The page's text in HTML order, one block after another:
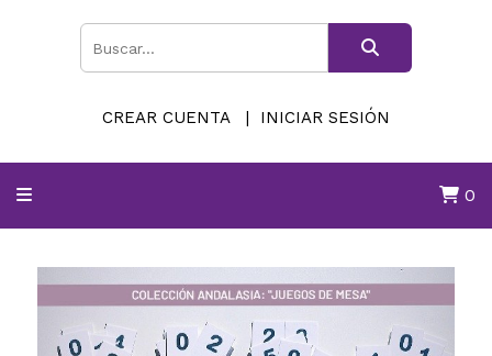
CREAR CUENTA INICIAR SESIÓN
0